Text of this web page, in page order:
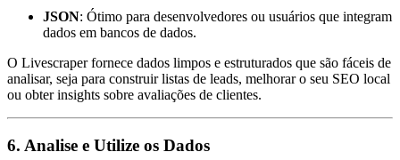
JSON: Ótimo para desenvolvedores ou usuários que integram
dados em bancos de dados.
O Livescraper fornece dados limpos e estruturados que são fáceis de
analisar, seja para construir listas de leads, melhorar o seu SEO local
ou obter insights sobre avaliações de clientes.
6. Analise e Utilize os Dados